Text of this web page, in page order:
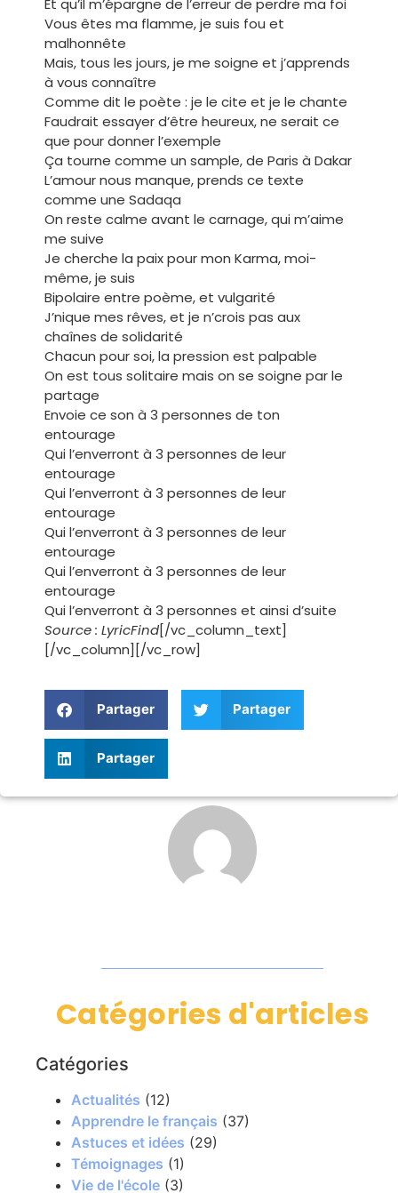
Vous êtes ma flamme, je suis fou et
malhonnête
Mais, tous les jours, je me soigne et j’apprends
à vous connaître
Comme dit le poète : je le cite et je le chante
Faudrait essayer d’être heureux, ne serait ce
que pour donner l’exemple
Ça tourne comme un sample, de Paris à Dakar
L’amour nous manque, prends ce texte
comme une Sadaqa
On reste calme avant le carnage, qui m’aime
me suive
Je cherche la paix pour mon Karma, moi-
même, je suis
Bipolaire entre poème, et vulgarité
J’nique mes rêves, et je n’crois pas aux
chaînes de solidarité
Chacun pour soi, la pression est palpable
On est tous solitaire mais on se soigne par le
partage
Envoie ce son à 3 personnes de ton
entourage
Qui l’enverront à 3 personnes de leur
entourage
Qui l’enverront à 3 personnes de leur
entourage
Qui l’enverront à 3 personnes de leur
entourage
Qui l’enverront à 3 personnes de leur
entourage
Qui l’enverront à 3 personnes et ainsi d’suite
Source : LyricFind[/vc_column_text]
[/vc_column][/vc_row]
Partager Partager
Partager
Catégories d'articles
Catégories
Actualités (12)
Apprendre le français (37)
Astuces et idées (29)
Témoignages (1)
Vie de l'école (3)